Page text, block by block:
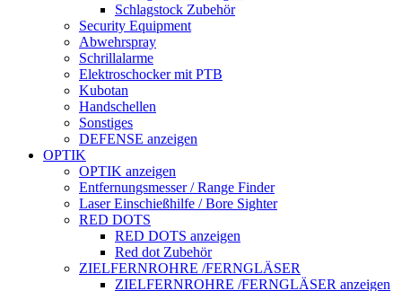
Schlagstock Zubehör
Security Equipment
Abwehrspray
Schrillalarme
Elektroschocker mit PTB
Kubotan
Handschellen
Sonstiges
DEFENSE anzeigen
OPTIK
OPTIK anzeigen
Entfernungsmesser / Range Finder
Laser Einschießhilfe / Bore Sighter
RED DOTS
RED DOTS anzeigen
Red dot Zubehör
ZIELFERNROHRE /FERNGLÄSER
ZIELFERNROHRE /FERNGLÄSER anzeigen